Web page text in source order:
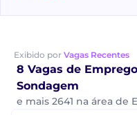
Exibido por Vagas Recentes
8 Vagas de
Sondagem
e mais 2641 na área de